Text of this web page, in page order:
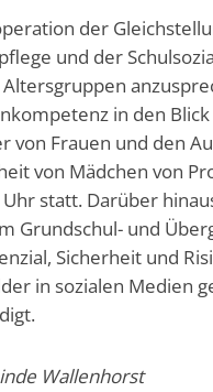
der
und der
in den
von Frauen und den
von Mädchen von
statt. Darüber
Grundschul- und
Sicherheit und
in sozialen Medien
Wallenhorst